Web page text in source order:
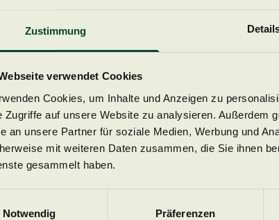
Zustimmung
verwendet Cookies
Cookies, um Inhalte und Anzeigen zu
Zugriffe auf unsere Website zu analysieren. Außerdem
an unsere Partner für soziale Medien, Werbung und
mit weiteren Daten zusammen, die Sie ihnen
gesammelt haben.
Notwendig
Präferenzen